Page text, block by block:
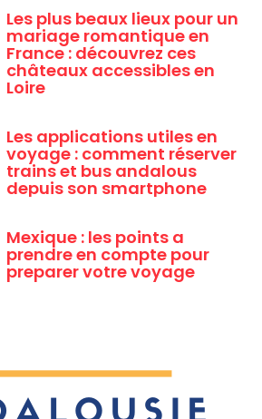
Les plus beaux lieux pour un
mariage romantique en
France : découvrez ces
châteaux accessibles en
Loire
Les applications utiles en
voyage : comment réserver
trains et bus andalous
depuis son smartphone
Mexique : les points a
prendre en compte pour
preparer votre voyage